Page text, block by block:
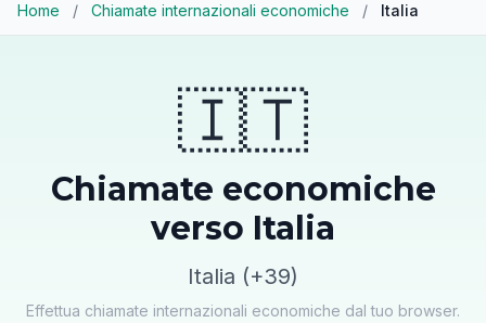
Home / Chiamate internazionali economiche / Italia
🇮🇹
Chiamate economiche
verso Italia
Italia (+39)
Effettua chiamate internazionali economiche dal tuo browser.